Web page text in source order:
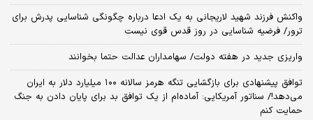
واکنش فرزند شهید لاریجانی به یک ادعا درباره چگونگی شناسایی پدرش برای
ترور/ فرضیه شناسایی در روز قدس قوی نیست
واریزی جدید در هفته دولت/ سهامداران عدالت حتما بخوانند
توافق پیشنهادی برای بازگشایی تنگه هرمز سالانه ۱۰۰ میلیارد دلار به ایران
می‌دهد!/ سناتور آمریکایی: آماده‌ام از یک توافق بد برای پایان دادن به جنگ
حمایت کنم